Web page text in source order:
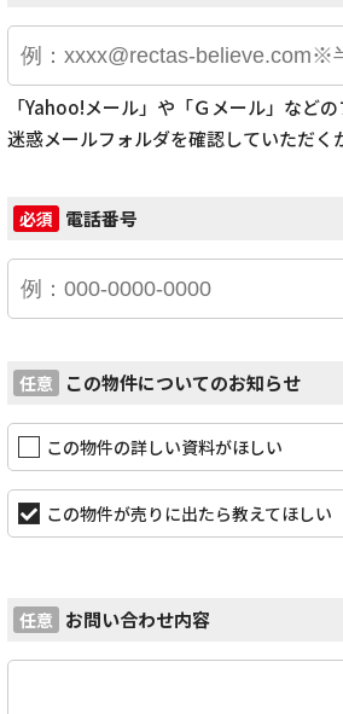
「Yahoo!メール」や「Ｇメール」など
迷惑メールフォルダを確認していただく
必須 電話番号
任意 この物件についてのお知らせ
この物件の詳しい資料がほしい
この物件が売りに出たら教えてほしい
任意 お問い合わせ内容